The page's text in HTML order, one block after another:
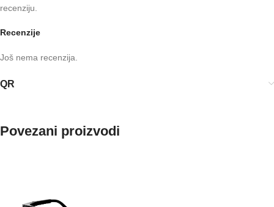
Recenzije
Još nema recenzija.
recenziju.
QR
Povezani proizvodi